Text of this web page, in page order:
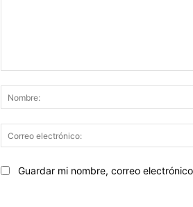
SitioGuardar mi nombre, correo